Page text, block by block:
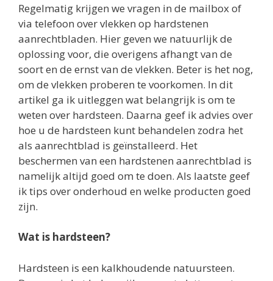
Regelmatig krijgen we vragen in de mailbox of
via telefoon over vlekken op hardstenen
aanrechtbladen. Hier geven we natuurlijk de
oplossing voor, die overigens afhangt van de
soort en de ernst van de vlekken. Beter is het nog,
om de vlekken proberen te voorkomen. In dit
artikel ga ik uitleggen wat belangrijk is om te
weten over hardsteen. Daarna geef ik advies over
hoe u de hardsteen kunt behandelen zodra het
als aanrechtblad is geïnstalleerd. Het
beschermen van een hardstenen aanrechtblad is
namelijk altijd goed om te doen. Als laatste geef
ik tips over onderhoud en welke producten goed
zijn.
Wat is hardsteen?
Hardsteen is een kalkhoudende natuursteen.